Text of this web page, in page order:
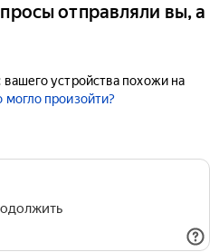
отправляли вы, а
устройства похожи на
могло произойти?